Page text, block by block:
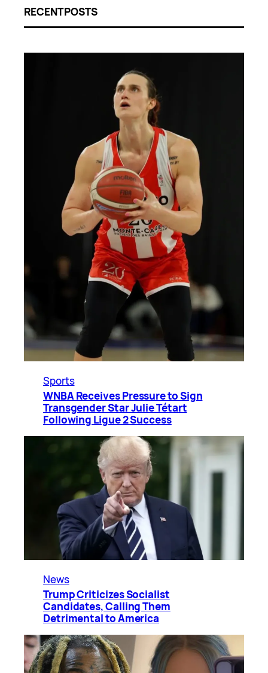
RECENT POSTS
Sports
WNBA Receives Pressure to Sign
Transgender Star Julie Tétart
Following Ligue 2 Success
News
Trump Criticizes Socialist
Candidates, Calling Them
Detrimental to America